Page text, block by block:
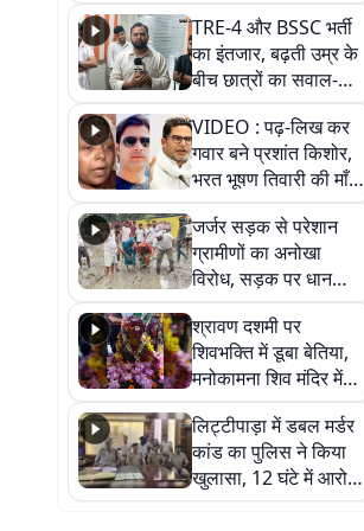
RJD, तेजस्वी को लेकर
क्या कहा, सुनिए
TRE-4 और BSSC भर्ती
का इंतजार, बढ़ती उम्र के
बीच छात्रों का सवाल-
आखिर कब आएगी बहाली?
देखें वीडियो
VIDEO : पढ़-लिख कर
गवार बने प्रशांत किशोर,
भरत भूषण तिवारी की माँ ने
कहा नहीं थी उम्मीद, बेटा
था तो किसी को बोलने की
नहीं थी हिम्मत
जर्जर सड़क से परेशान
ग्रामीणों का अनोखा
विरोध, सड़क पर धान
रोपकर और खाद डालकर
जताया आक्रोश
श्रावण दशमी पर
शिवभक्ति में डूबा बेतिया,
मनोकामना शिव मंदिर में
हुआ भव्य श्रृंगार
लिट्टीपाड़ा में डबल मर्डर
कांड का पुलिस ने किया
खुलासा, 12 घंटे में आरोपी
गिरफ्तार